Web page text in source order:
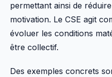
permettant ainsi de
motivation. Le CSE agit
évoluer les conditions
être collectif.
Des exemples concrets